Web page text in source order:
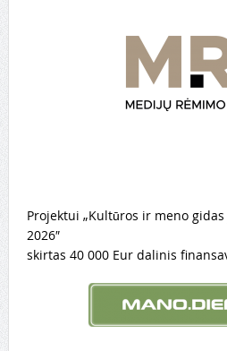
Projektui „Kultūros ir meno
2026″
skirtas 40 000 Eur dalinis